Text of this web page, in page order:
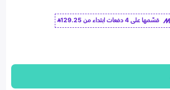
قسّمها على 4 دفعات ابتداء من
129.25